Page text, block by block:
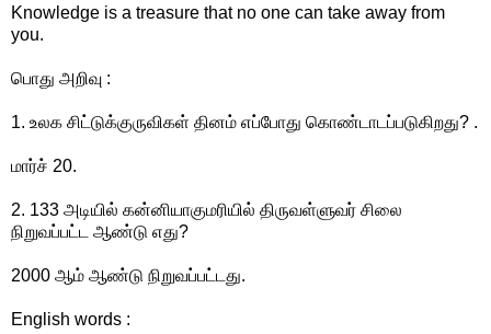
Knowledge is a treasure that no one can take away from
you.
பொது அறிவு :
1. உலக சிட்டுக்குருவிகள் தினம் எப்போது கொண்டாடப்படுகிறது? .
மார்ச் 20.
2. 133 அடியில் கன்னியாகுமரியில் திருவள்ளுவர் சிலை
நிறுவப்பட்ட ஆண்டு எது?
2000 ஆம் ஆண்டு நிறுவப்பட்டது.
English words :